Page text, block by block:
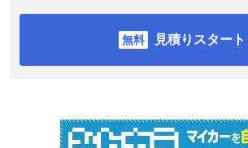
見積りスタート